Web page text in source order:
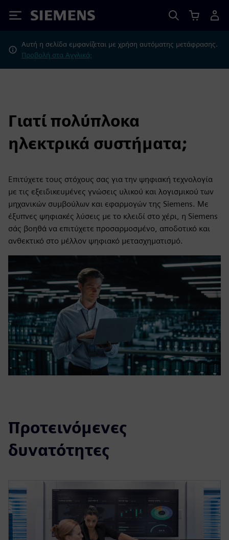
Siemens
Αυτή η σελίδα εμφανίζεται με χρήση αυτόματης μετάφρασης.
Προβολή στα Αγγλικά;
Γιατί πολύπλοκα
ηλεκτρικά συστήματα;
Επιτύχετε τους στόχους σας για την ψηφιακή τεχνολογία
με τις εξειδικευμένες γνώσεις υλικού και λογισμικού των
μηχανικών συμβούλων και εφαρμογών της Siemens. Με
έξυπνες ψηφιακές λύσεις με το κλειδί στο χέρι, η Siemens
σάς βοηθά να επιτύχετε προσαρμοσμένο, αποδοτικό και
ανθεκτικό στο μέλλον ψηφιακό μετασχηματισμό.
Προτεινόμενες
δυνατότητες